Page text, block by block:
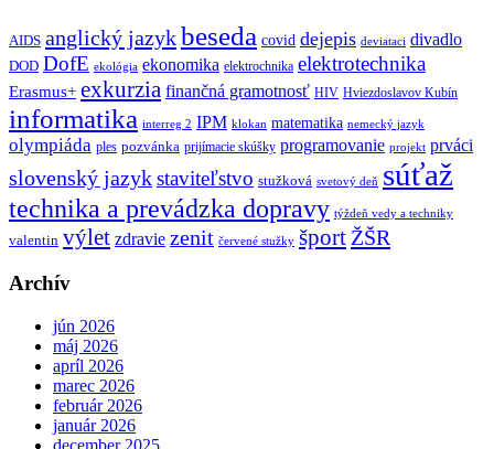
AIDS anglický jazykbeseda covid dejepis deviataci divadlo
DOD DofE ekológia ekonomika elektrochnika elektrotechnika
Erasmus+ exkurzia finančná gramotnosť HIV Hviezdoslavov Kubín
informatika interreg 2 IPM klokan matematika nemecký jazyk
olympiáda ples pozvánka prijímacie skúšky programovanie projekt prváci
slovenský jazykstaviteľstvo stužková svetový deň súťaž
technika a prevádzka dopravy týždeň vedy a techniky
valentin výlet zdravie zenit červené stužky šport ŽŠR
Archív
jún 2026
máj 2026
apríl 2026
marec 2026
február 2026
január 2026
december 2025